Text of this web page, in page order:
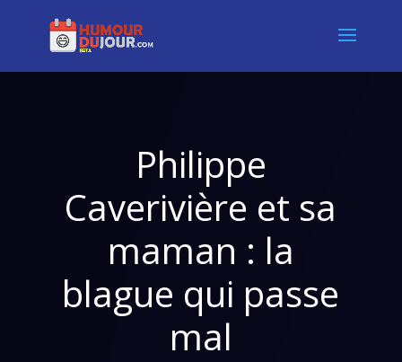
Philippe
Caverivière et sa
maman : la
blague qui passe
mal